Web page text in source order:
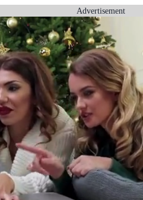
Advertisement